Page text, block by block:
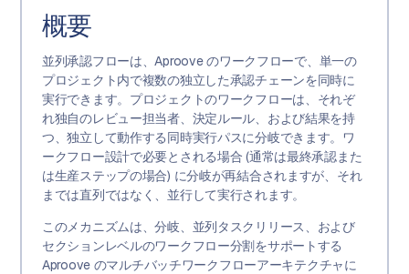
概要
並列承認フローは、Aproove のワークフローで、単一の
プロジェクト内で複数の独立した承認チェーンを同時に
実行できます。プロジェクトのワークフローは、それぞ
れ独自のレビュー担当者、決定ルール、および結果を持
つ、独立して動作する同時実行パスに分岐できます。ワ
ークフロー設計で必要とされる場合 (通常は最終承認また
は生産ステップの場合) に分岐が再結合されますが、それ
までは直列ではなく、並行して実行されます。
このメカニズムは、分岐、並列タスクリリース、および
セクションレベルのワークフロー分割をサポートする
Aproove のマルチバッチワークフローアーキテクチャに